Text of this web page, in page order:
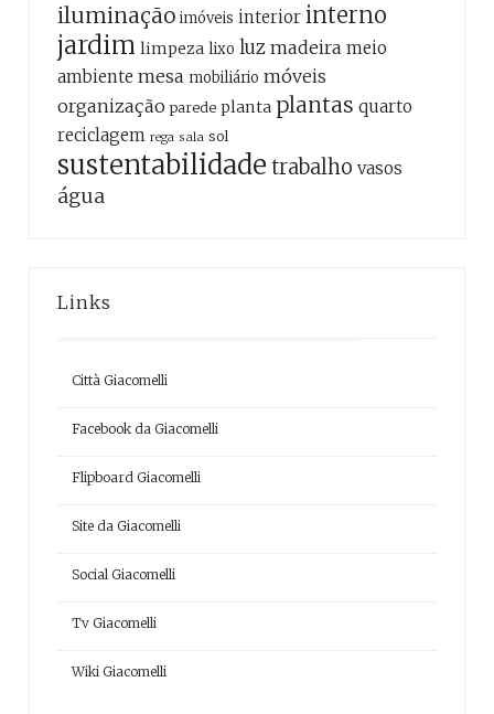
iluminação imóveis interior interno
jardim limpeza lixo luz madeira meio
ambiente mesa mobiliário móveis
organização parede planta plantas quarto
reciclagem rega sala sol
sustentabilidade trabalho vasos
água
Links
Città Giacomelli
Facebook da Giacomelli
Flipboard Giacomelli
Site da Giacomelli
Social Giacomelli
Tv Giacomelli
Wiki Giacomelli